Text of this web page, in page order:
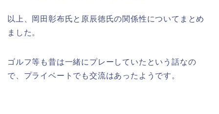
以上、岡田彰布氏と原辰徳氏の関係性についてまとめ
ました。
ゴルフ等も昔は一緒にプレーしていたという話なの
で、プライベートでも交流はあったようです。